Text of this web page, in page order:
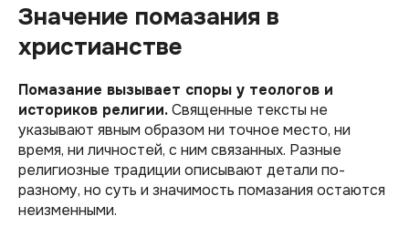
Значение помазания в
христианстве
Помазание вызывает споры у теологов и
историков религии.Священные тексты не
указывают явным образом ни точное место, ни
время, ни личностей, с ним связанных. Разные
религиозные традиции описывают детали по-
разному, но суть и значимость помазания остаются
неизменными.